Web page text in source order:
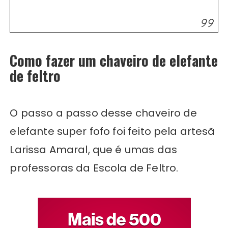
Como fazer um chaveiro de elefante
de feltro
O passo a passo desse chaveiro de
elefante super fofo foi feito pela artesã
Larissa Amaral, que é umas das
professoras da Escola de Feltro.